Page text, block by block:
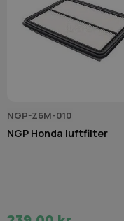
NGP-Z6M-010
NGP Honda luftfilter